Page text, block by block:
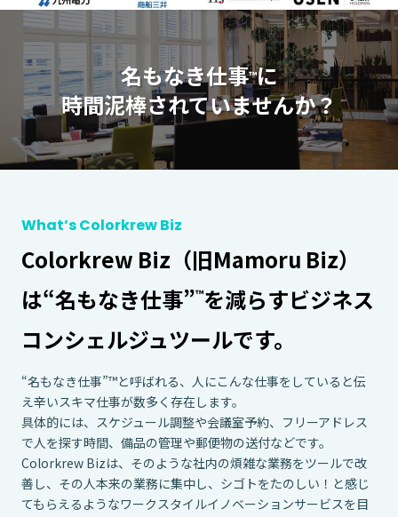
名もなき仕事™に
時間泥棒されていませんか？
What’s Colorkrew Biz
Colorkrew Biz（旧Mamoru Biz）
は“名もなき仕事”™を減らすビジネス
コンシェルジュツールです。
“名もなき仕事”™と呼ばれる、人にこんな仕事をしていると伝
え辛いスキマ仕事が数多く存在します。
具体的には、スケジュール調整や会議室予約、フリーアドレス
で人を探す時間、 備品の管理や郵便物の送付などです。
Colorkrew Bizは、そのような社内の煩雑な業務をツールで改
善し、 その人本来の業務に集中し、シゴトをたのしい！と感じ
てもらえるようなワークスタイルイノベーションサービスを目